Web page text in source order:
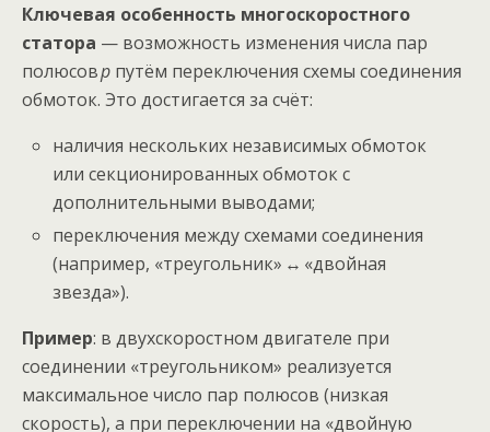
Ключевая особенность многоскоростного
статора — возможность изменения числа пар
полюсовp путём переключения схемы соединения
обмоток. Это достигается за счёт:
наличия нескольких независимых обмоток
или секционированных обмоток с
дополнительными выводами;
переключения между схемами соединения
(например, «треугольник» ↔ «двойная
звезда»).
Пример: в двухскоростном двигателе при
соединении «треугольником» реализуется
максимальное число пар полюсов (низкая
скорость), а при переключении на «двойную